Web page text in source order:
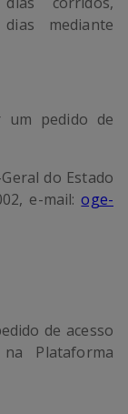
mediante
um pedido de
do Estado
e-mail:oge-
de acesso
Plataforma